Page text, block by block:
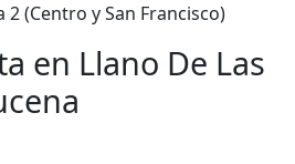
2 (Centro y San Francisco)
en Llano De Las